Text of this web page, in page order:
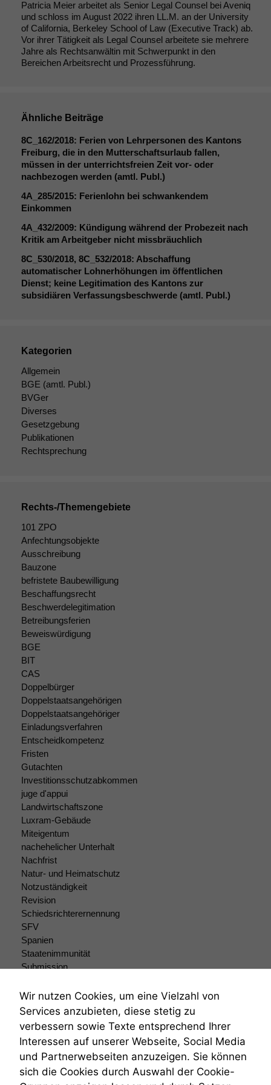
Patricia Meier arbeitet als Senior Legal Counsel bei Aveniq
und schloss im August 2022 ihren LL.M. an der University
of California, Berkeley School of Law (Executive Track) ab.
Vor ihrer Tätigkeit als Legal Counsel arbeitete sie mehrere
Jahre als Rechtsanwältin mit Schwerpunkt in den
Bereichen Arbeitsrecht und Prozessführung.
Ähnliche Beiträge
8C_162/2018: Ferien von Lehrpersonen des Kantons
Freiburg, die in den Mutterschaftsurlaub fallen,
müssen in der unterrichtsfreien Zeit vor- oder
nachbezogen werden (amtl. Publ.)
4A_285/2015: Ferienlohn bei schwankendem
Einkommen
4A_432/2009: Kündigung während der Probezeit nach
Kritik am Arbeitgeber nicht missbräuchlich
8C_530/2018, 8C_532/2018: Abschaffung
automatischer Lohnerhöhungen im öffentlichen
Dienst; keine Legitimation des Kantons zur
subsidiären Verfassungsbeschwerde (amtl. Publ.)
Kategorien
Allgemein
BGE (amtl. Publ.)
BVGer
Diverses
Gesetzgebung
Publikationen
Rechtsprechung
Rechts-/Themengebiete
101 ZPO
Anfechtungsobjekte
Ausschreibung
Bauzone
befristete Baubewilligung
Beschaffungsrecht
Beschwerdelegitimation
Betreibungsferien
Beweiswürdigung
BGE
BIT
CAS
Doppelbürger
Doppelstaatsangehörigen
Doppelstaatsangehöriger
Einladungsverfahren
Entscheidkompetenz
Fristen
Gutachten
Investitionsschutzabkommen
juge d'appui
Landwirtschaftszone
Luxram-Gebäude
Miteigentum
nachehelicher Unterhalt
Nachfrist
Natur- und Heimatschutz
Notzuständigkeit
Revision
Schiedsrichterernennung
SFV
Spanien
Staatenimmunität
Submission
Teilungsklage
Venezuela
VRK
Wiederherstellungsanordnung
Zivilprozessordnung
ZPO
Zustellfiktion
Wir nutzen Cookies, um eine Vielzahl von
Services anzubieten, diese stetig zu
verbessern sowie Texte entsprechend Ihrer
Interessen auf unserer Webseite, Social Media
und Partnerwebseiten anzuzeigen. Sie können
sich die Cookies durch Auswahl der Cookie-
uns, unsere Website
zu verbessern.